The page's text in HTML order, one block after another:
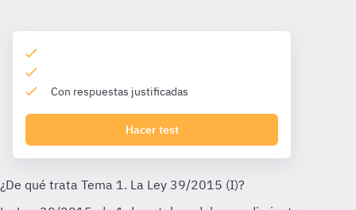
Con respuestas justificadas
Hacer test